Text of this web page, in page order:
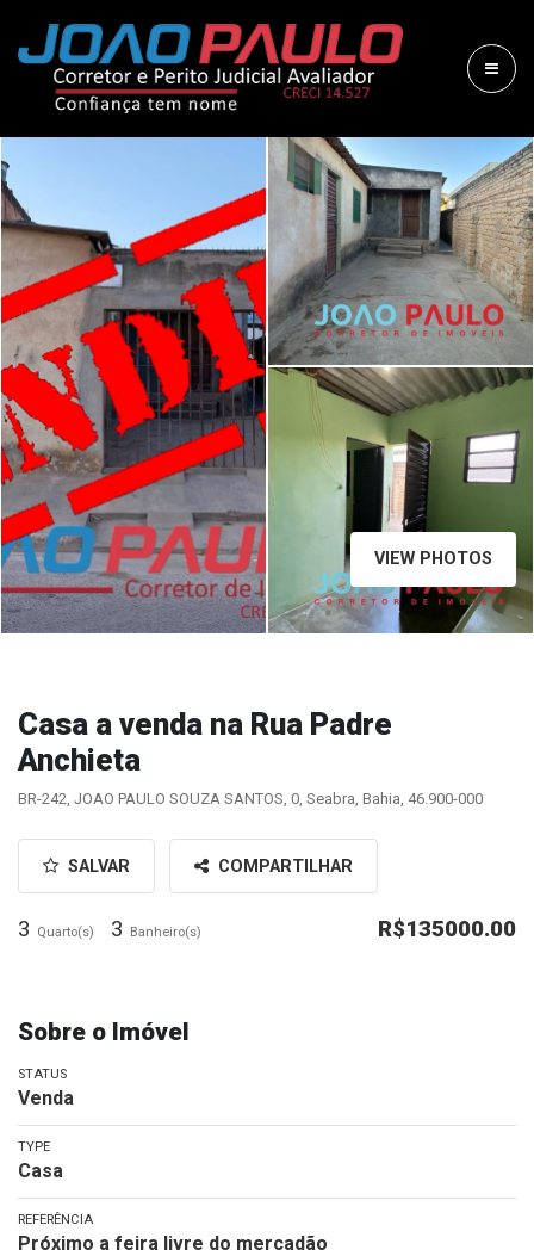
VIEW PHOTOS
Casa a venda na Rua Padre
Anchieta
BR-242, JOAO PAULO SOUZA SANTOS, 0, Seabra, Bahia, 46.900-000
SALVAR COMPARTILHAR
3 Quarto(s) 3 Banheiro(s) R$135000.00
Sobre o Imóvel
STATUS
Venda
TYPE
Casa
REFERÊNCIA
Próximo a feira livre do mercadão